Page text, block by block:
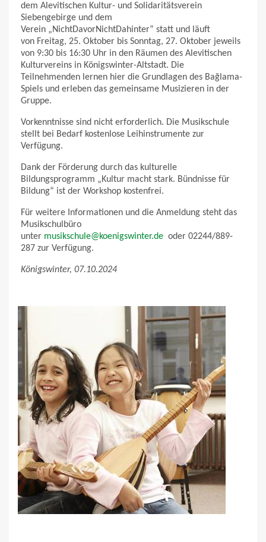
dem Alevitischen Kultur- und Solidaritätsverein
Siebengebirge und dem
Verein „NichtDavorNichtDahinter“ statt und läuft
von Freitag, 25. Oktober bis Sonntag, 27. Oktober jeweils
von 9:30 bis 16:30 Uhr in den Räumen des Alevitischen
Kulturvereins in Königswinter-Altstadt. Die
Teilnehmenden lernen hier die Grundlagen des Bağlama-
Spiels und erleben das gemeinsame Musizieren in der
Gruppe.
Vorkenntnisse sind nicht erforderlich. Die Musikschule
stellt bei Bedarf kostenlose Leihinstrumente zur
Verfügung.
Dank der Förderung durch das kulturelle
Bildungsprogramm „Kultur macht stark. Bündnisse für
Bildung“ ist der Workshop kostenfrei.
Für weitere Informationen und die Anmeldung steht das
Musikschulbüro
unter musikschule@koenigswinter.de oder 02244/889-
287 zur Verfügung.
Königswinter, 07.10.2024